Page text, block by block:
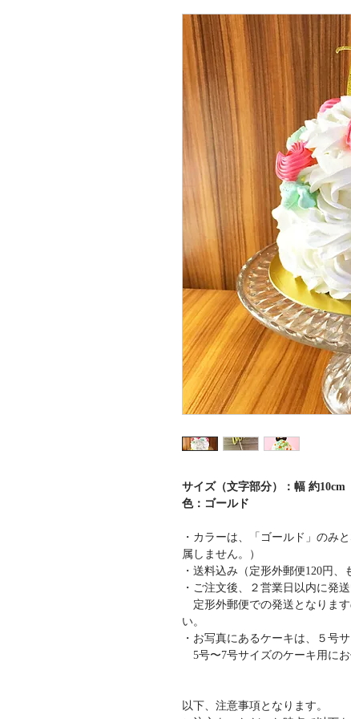
サイズ（文字部分）：幅 約10cm
色：ゴールド
・カラーは、「ゴールド」のみ
属しません。）
・送料込み（定形外郵便120円
・ご注文後、２営業日以内に発送
定形外郵便での発送となりま
い。
・お写真にあるケーキは、５号
5号〜7号サイズのケーキ用にお
以下、注意事項となります。